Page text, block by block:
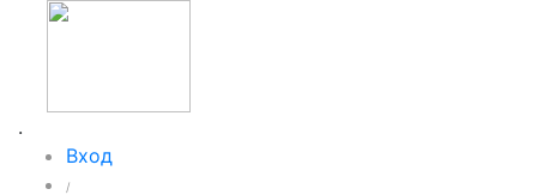
.
Вход
/